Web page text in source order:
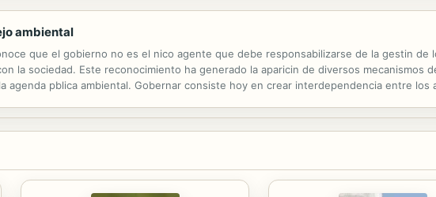
ambiental
que el gobierno no es el nico agente que debe responsabilizarse de la gestin de
la sociedad. Este reconocimiento ha generado la aparicin de diversos mecanismos
agenda pblica ambiental. Gobernar consiste hoy en crear interdependencia entre